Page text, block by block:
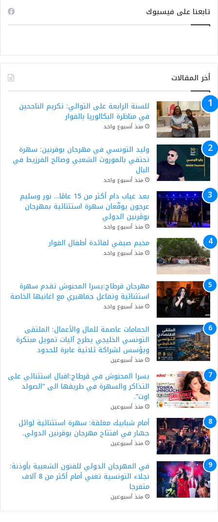
تابعنا على فيسبوك
أخر المقالات
للسنة الرابعة على التوالي: تكريم الناجحين
في مناظرة البكالوريا بالفوار
منذ أسبوع واحد
وليد التونسي في مهرجان بوقرنين: سهرة
تحتفي بالموروث الشعبي وصالح الفرزيط في
البال
منذ أسبوع واحد
بعد غياب دام أكثر من 15 عامًا… نور وسليم
عرجون يوقّعان سهرة استثنائية بمهرجان
بوڨرنين الدولي
منذ أسبوع واحد
مخيم صيفي لفائدة أطفال الفوار
منذ أسبوع واحد
مهرجان قرطاج:يسرا المحنوش تقدم سهرة
استثنائية وتفاعل جماهيري مع اغانيها الخاصة
منذ أسبوع واحد
الحمامات عاصمة للمال والأعمال: الملتقى
التونسي الخليجي يطرح آليات تمويل مبتكرة
ويؤسس لشراكة ثلاثية عابرة للحدود
منذ أسبوعين
يسرا المحنوش في قرطاج:اقبال استثنائي على
التذاكر والسهرة في طريقها الى “الصولد
اوت”.
منذ أسبوعين
أمام شبابيك مغلقة: سهرة استثنائية لوائل
جسّار في افتتاح مهرجان بوقرنين الدولي.
منذ أسبوعين
في المهرجان الدولي للفنون الشعبية بأوذنة:
نجلاء التونسية تغني أمام أكثر من 8 آلاف
متفرجا
منذ أسبوعين